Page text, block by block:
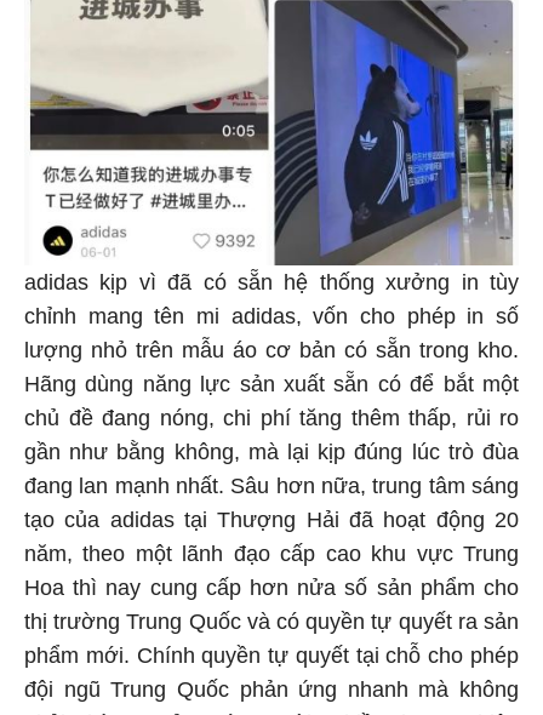
adidas kịp vì đã có sẵn hệ thống xưởng in tùy
chỉnh mang tên mi adidas, vốn cho phép in số
lượng nhỏ trên mẫu áo cơ bản có sẵn trong kho.
Hãng dùng năng lực sản xuất sẵn có để bắt một
chủ đề đang nóng, chi phí tăng thêm thấp, rủi ro
gần như bằng không, mà lại kịp đúng lúc trò đùa
đang lan mạnh nhất. Sâu hơn nữa, trung tâm sáng
tạo của adidas tại Thượng Hải đã hoạt động 20
năm, theo một lãnh đạo cấp cao khu vực Trung
Hoa thì nay cung cấp hơn nửa số sản phẩm cho
thị trường Trung Quốc và có quyền tự quyết ra sản
phẩm mới. Chính quyền tự quyết tại chỗ cho phép
đội ngũ Trung Quốc phản ứng nhanh mà không